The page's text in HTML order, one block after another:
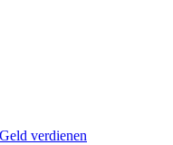
verdienen